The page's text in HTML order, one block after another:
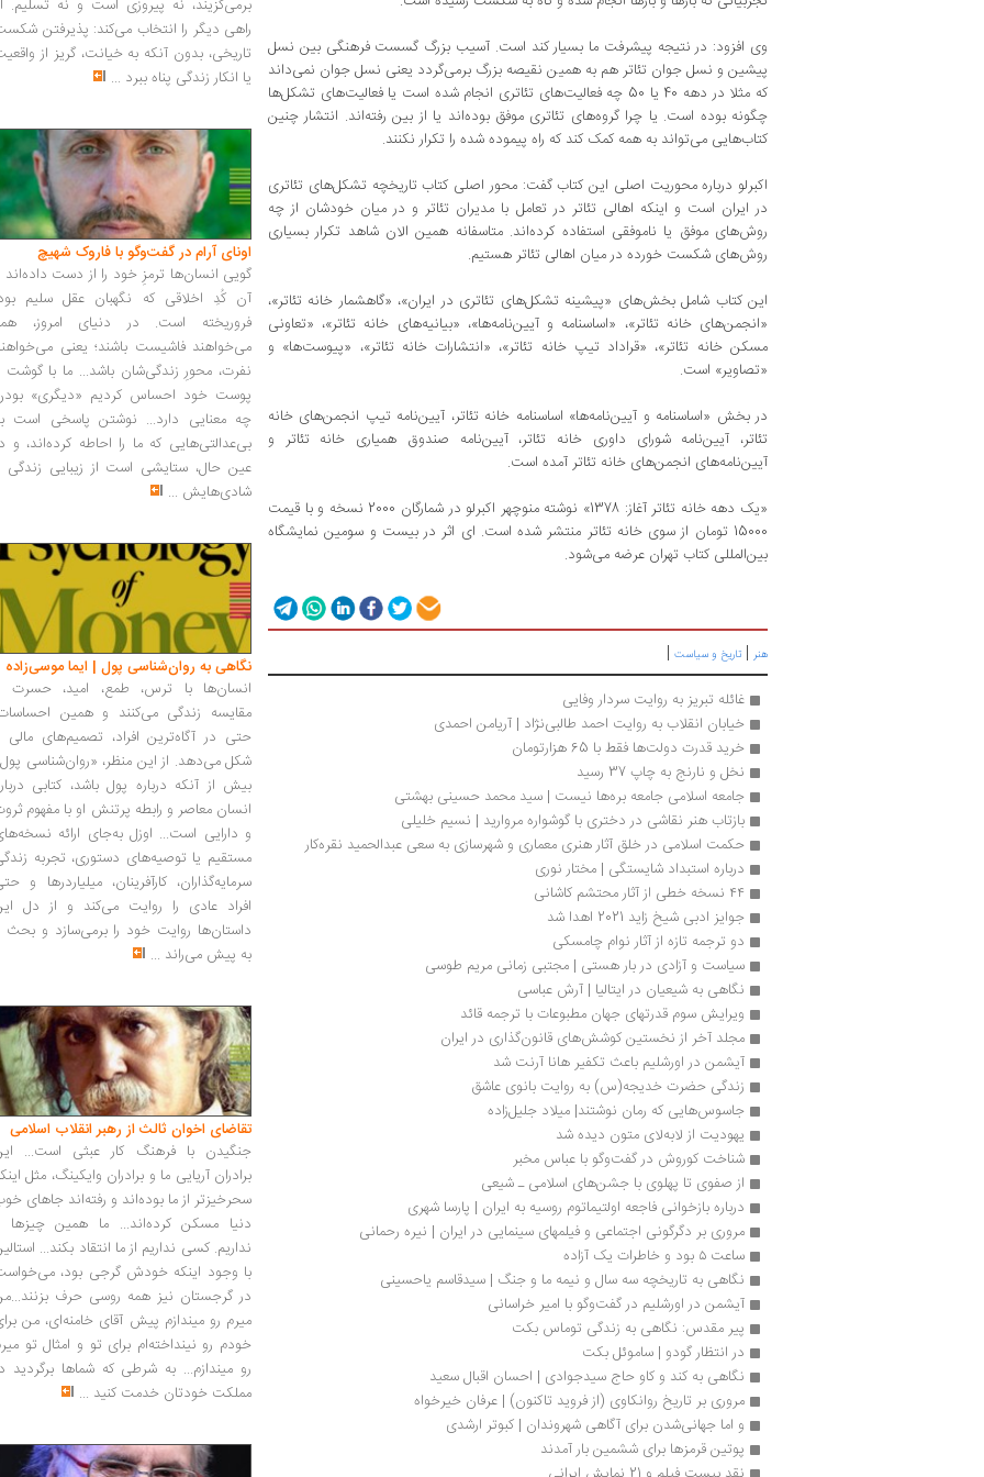
وی افزود: در نتیجه پیشرفت ما بسیار کند است. آسیب بزرگ گسست فرهنگی بین نسل
پیشین و نسل جوان تئاتر هم به همین نقیصه بزرگ برمی‌گردد یعنی نسل جوان نمی‌داند
که مثلا در دهه 40 یا 50 چه فعالیت‌های تئاتری انجام شده است یا فعالیت‌های تشکل‌ها
چگونه بوده است. یا چرا گروه‌های تئاتری موفق بوده‌اند یا از بین رفته‌اند. انتشار چنین
کتاب‌هایی می‌تواند به همه کمک کند که راه پیموده شده را تکرار نکنند.
اکبرلو درباره محوریت اصلی این کتاب گفت: محور اصلی کتاب تاریخچه تشکل‌های تئاتری
در ایران است و اینکه اهالی تئاتر در تعامل با مدیران تئاتر و در میان خودشان از چه
روش‌های موفق یا ناموفقی استفاده کرده‌اند. متاسفانه همین الان شاهد تکرار بسیاری
روش‌های شکست خورده در میان اهالی تئاتر هستیم.
این کتاب شامل بخش‌های «پیشینه تشکل‌های تئاتری در ایران»، «گاهشمار خانه تئاتر»،
«انجمن‌های خانه تئاتر»، «اساسنامه و آیین‌نامه‌ها»، «بیانیه‌های خانه تئاتر»، «تعاونی
مسکن خانه تئاتر»، «قراداد تیپ خانه تئاتر»، «انتشارات خانه تئاتر»، «پیوست‌ها» و
«تصاویر» است.
در بخش «اساسنامه و آیین‌نامه‌ها» اساسنامه خانه تئاتر، آیین‌نامه تیپ انجمن‌های خانه
تئاتر، آیین‌نامه شورای داوری خانه تئاتر، آیین‌نامه صندوق همیاری خانه تئاتر و
آیین‌نامه‌های انجمن‌های خانه تئاتر آمده است.
«یک دهه خانه تئاتر آغاز: 1378» نوشته منوچهر اکبرلو در شمارگان 2000 نسخه و با قیمت
15000 تومان از سوی خانه تئاتر منتشر شده است. ای اثر در بیست و سومین نمایشگاه
بین‌المللی کتاب تهران عرضه می‌شود.
هنر | تاریخ و سیاست |
غائله تبریز به روایت سردار وفایی
خیابان انقلاب به روایت احمد طالبی‌نژاد | آریامن احمدی
خرید قدرت دولت‌ها فقط با 65 هزارتومان
نخل و نارنج به چاپ 37 رسید
جامعه اسلامی جامعه بره‌ها نیست | سید محمد حسینی بهشتی
بازتاب هنر نقاشی در دختری با گوشواره مروارید | نسیم خلیلی
حکمت اسلامی در خلق آثار هنری معماری و شهرسازی به سعی عبدالحمید نقره‌کار
درباره استبداد شایستگی | مختار نوری
۴۴ نسخه خطی از آثار محتشم کاشانی
جوایز ادبی شیخ زاید 2021 اهدا شد
دو ترجمه تازه از آثار نوام چامسکی
سیاست و آزادی در بار هستی | مجتبی زمانی مریم طوسی
نگاهی به شیعیان در ایتالیا | آرش عباسی
ویرایش سوم قدرتهای جهان مطبوعات با ترجمه قائد
مجلد آخر از نخستین کوشش‌های قانون‌گذاری در ایران
آیشمن در اورشلیم باعث تکفیر هانا آرنت شد
زندگی حضرت خدیجه(س) به روایت بانوی عاشق
جاسوس‌هایی که رمان نوشتند| میلاد جلیل‌زاده
یهودیت از لابه‌لای متون دیده شد
شناخت کوروش در گفت‌وگو با عباس مخبر
از صفوی تا پهلوی با جشن‌های اسلامی ـ شیعی
درباره بازخوانی فاجعه اولتیماتوم روسیه به ایران | پارسا شهری
مروری بر دگرگونی اجتماعی و فیلمهای سینمایی در ایران | نیره رحمانی
ساعت ۵ بود و خاطرات یک آزاده
نگاهی به تاریخچه سه سال و نیمه ما و جنگ | سیدقاسم یاحسینی
آیشمن در اورشلیم در گفت‌وگو با امیر خراسانی
پیر مقدس: نگاهی به زندگی توماس بکت
در انتظار گودو | ساموئل بکت
نگاهی به کند و کاو حاج سیدجوادی | احسان اقبال سعید
مروری بر تاریخ روانکاوی (از فروید تاکنون) | عرفان خیرخواه
و اما جهانی‌شدن برای آگاهی شهروندان | کبوتر ارشدی
پوتین قرمزها برای ششمین بار آمدند
برمی‌گزیند، نه پیروزی است و نه تسلیم.
راهی دیگر را انتخاب می‌کند: پذیرفتن
تاریخی، بدون آنکه به خیانت، گریز از
یا انکار زندگی پناه ببرد ...
اونای آرام در گفت‌وگو با فاروک شهیچ‭
گویی انسان‌ها ترمزِ خود را از دست داده‌اند
آن کُدِ اخلاقی که نگهبان عقل سلیم
فروریخته است. در دنیای امروز،
می‌خواهند فاشیست باشند؛ یعنی
نفرت، محورِ زندگی‌شان باشد... ما با گوشت
پوست خود احساس کردیم «دیگری»
چه معنایی دارد... نوشتن پاسخی است
بی‌عدالتی‌هایی که ما را احاطه کرده‌اند، و
عین حال، ستایشی است از زیبایی زندگی
شادی‌هایش ...
نگاهی به روان‌شناسی پول | ایما موسی‌زاده
انسان‌ها با ترس، طمع، امید، حسرت
مقایسه زندگی می‌کنند و همین
حتی در آگاه‌ترین افراد، تصمیم‌های مالی
شکل می‌دهد. از این منظر، «روان‌شناسی
بیش از آنکه درباره پول باشد، کتابی
انسان معاصر و رابطه پرتنش او با مفهوم
و دارایی است... اوزل به‌جای ارائه
مستقیم یا توصیه‌های دستوری، تجربه
سرمایه‌گذاران، کارآفرینان، میلیاردرها و
افراد عادی را روایت می‌کند و از دل
داستان‌ها روایت خود را برمی‌سازد و بحث
به پیش می‌راند ...
تقاضای اخوان ثالث از رهبر انقلاب اسلامی
جنگیدن با فرهنگ کار عبثی است...
برادران آریایی ما و برادران وایکینگ، مثل
سحرخیزتر از ما بوده‌اند و رفته‌اند جاهای
دنیا مسکن کرده‌اند... ما همین چیزها
نداریم. کسی نداریم از ما انتقاد بکند...
با وجود اینکه خودش گرجی بود،
در گرجستان نیز همه روسی حرف
میرم رو میندازم پیش آقای خامنه‌ای، من
خودم رو نینداخته‌ام برای تو و امثال تو
رو میندازم... به شرطی که شماها برگردید
مملکت خودتان خدمت کنید ...